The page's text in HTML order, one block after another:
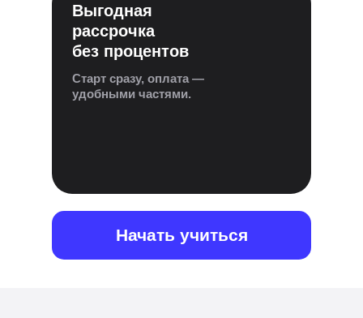
Начать учиться
Выгодная
рассрочка
без процентов
Старт сразу, оплата —
удобными частями.